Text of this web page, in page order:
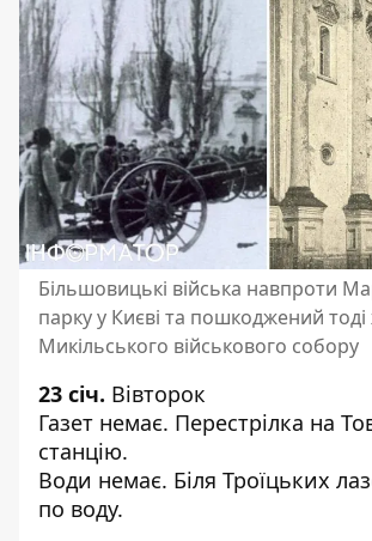
Більшовицькі війська навпроти
парку у Києві та пошкоджений
Микільського військового собору
23 січ. Вівторок
Газет немає. Перестрілка на
станцію.
Води немає. Біля Троїцьких
по воду.